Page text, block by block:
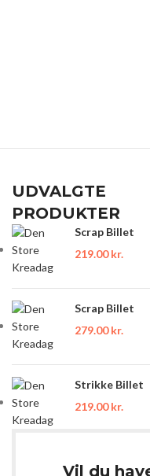
UDVALGTE
PRODUKTER
Scrap Billet
219.00kr.
Scrap Billet
279.00kr.
Strikke Billet
219.00kr.
Vil du